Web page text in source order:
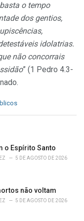
o tempo
dos gentios,
idolatrias.
não concorrais
” (1 Pedro 4.3-
o Espírito Santo
5 DE AGOSTO DE 2026
não voltam
5 DE AGOSTO DE 2026